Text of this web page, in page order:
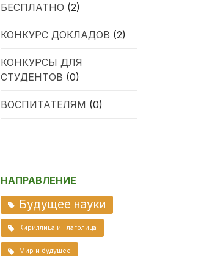
БЕСПЛАТНО (2)
КОНКУРС ДОКЛАДОВ (2)
КОНКУРСЫ ДЛЯ
СТУДЕНТОВ (0)
ВОСПИТАТЕЛЯМ (0)
НАПРАВЛЕНИЕ
Будущее науки
Кириллица и Глаголица
Мир и будущее